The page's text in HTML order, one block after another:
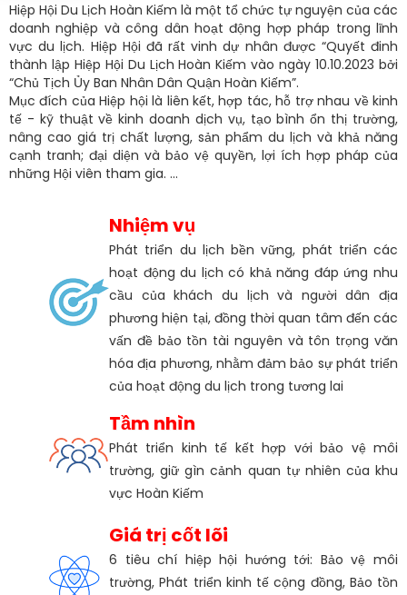
Hiệp Hội Du Lịch Hoàn Kiếm là một tổ chức tự nguyện của các
doanh nghiệp và công dân hoạt động hợp pháp trong lĩnh
vực du lịch. Hiệp Hội đã rất vinh dự nhân được “Quyết đinh
thành lập Hiệp Hội Du Lịch Hoàn Kiếm vào ngày 10.10.2023 bởi
“Chủ Tịch Ủy Ban Nhân Dân Quận Hoàn Kiếm”.
Mục đích của Hiệp hội là liên kết, hợp tác, hỗ trợ nhau về kinh
tế - kỹ thuật về kinh doanh dịch vụ, tạo bình ổn thị trường,
nâng cao giá trị chất lượng, sản phẩm du lịch và khả năng
cạnh tranh; đại diện và bảo vệ quyền, lợi ích hợp pháp của
những Hội viên tham gia. ...
Nhiệm vụ
Phát triển du lịch bền vững, phát triển các
hoạt động du lịch có khả năng đáp ứng nhu
cầu của khách du lịch và người dân địa
phương hiện tại, đồng thời quan tâm đến các
vấn đề bảo tồn tài nguyên và tôn trọng văn
hóa địa phương, nhằm đảm bảo sự phát triển
của hoạt động du lịch trong tương lai
Tầm nhìn
Phát triển kinh tế kết hợp với bảo vệ môi
trường, giữ gìn cảnh quan tự nhiên của khu
vực Hoàn Kiếm
Giá trị cốt lõi
6 tiêu chí hiệp hội hướng tới: Bảo vệ môi
trường, Phát triển kinh tế cộng đồng, Bảo tồn